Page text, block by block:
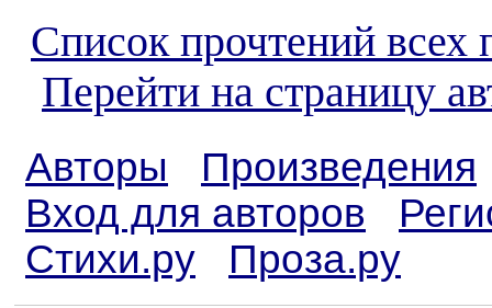
Список прочтений всех
Перейти на страницу
Авторы
Произведения
Вход для авторов
Стихи.ру
Проза.ру